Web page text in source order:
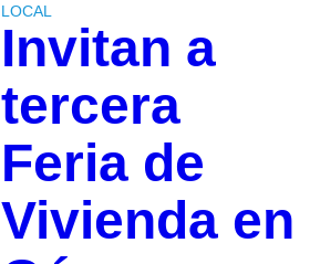
LOCAL
Invitan a
tercera
Feria de
Vivienda en